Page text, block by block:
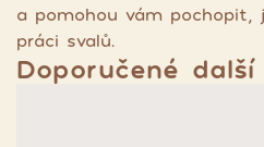
a pomohou vám pochopit,
práci svalů.
Doporučené další